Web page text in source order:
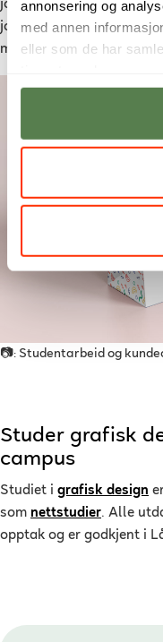
annonsering og
med annen
eller som de har
jobber med det jeg
jobbe i et bra
med mange nye
Previous
📷: Studentarbeid og
Studer grafisk
campus
Studiet i grafisk design
som nettstudier. Alle
opptak og er godkjent i